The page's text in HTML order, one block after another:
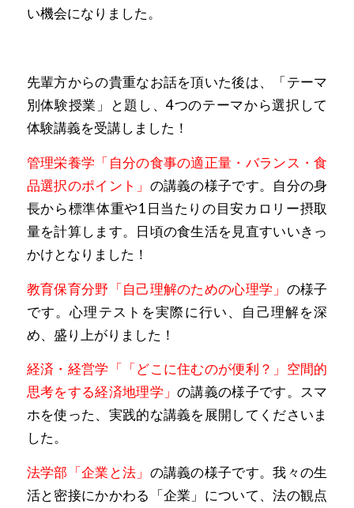
い機会になりました。
先輩方からの貴重なお話を頂いた後は、「テーマ
別体験授業」と題し、4つのテーマから選択して
体験講義を受講しました！
管理栄養学「自分の食事の適正量・バランス・食
品選択のポイント」 の講義の様子です。自分の身
長から標準体重や1日当たりの目安カロリー摂取
量を計算します。日頃の食生活を見直すいいきっ
かけとなりました！
教育保育分野「自己理解のための心理学」 の様子
です。心理テストを実際に行い、自己理解を深
め、盛り上がりました！
経済・経営学「「どこに住むのが便利？」空間的
思考をする経済地理学」の講義の様子です。スマ
ホを使った、実践的な講義を展開してくださいま
した。
法学部「企業と法」 の講義の様子です。我々の生
活と密接にかかわる「企業」について、法の観点